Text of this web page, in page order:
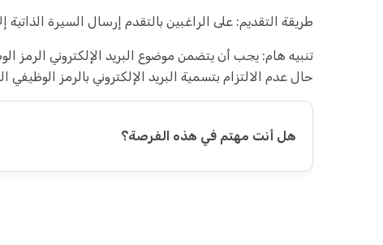
طريقة التقديم: على الراغبين بالتقدم إرسال السيرة الذاتية
حال عدم الالتزام بتسمية البريد الإلكتروني بالرمز الوظيفي
هل أنت مهتم في هذه الفرصة؟